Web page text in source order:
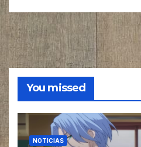
You missed
NOTICIAS